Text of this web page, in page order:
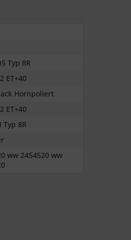
Typ 8R
ET+40
Hornpoliert
ET+40
Typ 8R
ww 2454520 ww